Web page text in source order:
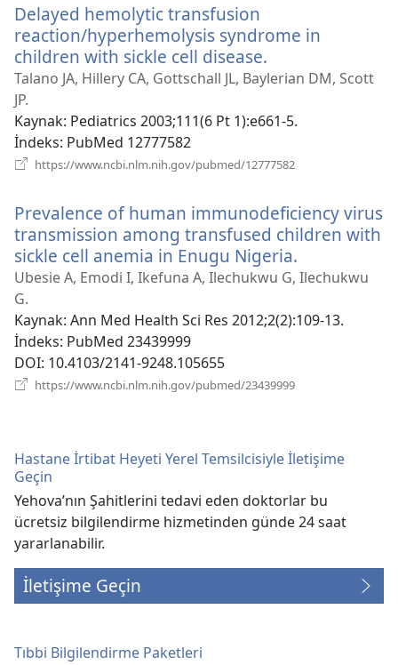
Delayed hemolytic transfusion
reaction/hyperhemolysis syndrome in
children with sickle cell disease.
pencere
Talano JA, Hillery CA, Gottschall JL, Baylerian DM, Scott
JP.
Kaynak‎: Pediatrics 2003;111(6 Pt 1):e661-5.
İndeks‎: PubMed 12777582
https://www.ncbi.nlm.nih.gov/pubmed/12777582
Prevalence of human immunodeficiency virus
transmission among transfused children with
sickle cell anemia in Enugu Nigeria.
pencere
Ubesie A, Emodi I, Ikefuna A, Ilechukwu G, Ilechukwu
G.
Kaynak‎: Ann Med Health Sci Res 2012;2(2):109-13.
İndeks‎: PubMed 23439999
DOI‎: 10.4103/2141-9248.105655
https://www.ncbi.nlm.nih.gov/pubmed/23439999
Hastane İrtibat Heyeti Yerel Temsilcisiyle İletişime
Geçin
Yehova’nın Şahitlerini tedavi eden doktorlar bu
ücretsiz bilgilendirme hizmetinden günde 24 saat
yararlanabilir.
İletişime Geçin
Tıbbi Bilgilendirme Paketleri